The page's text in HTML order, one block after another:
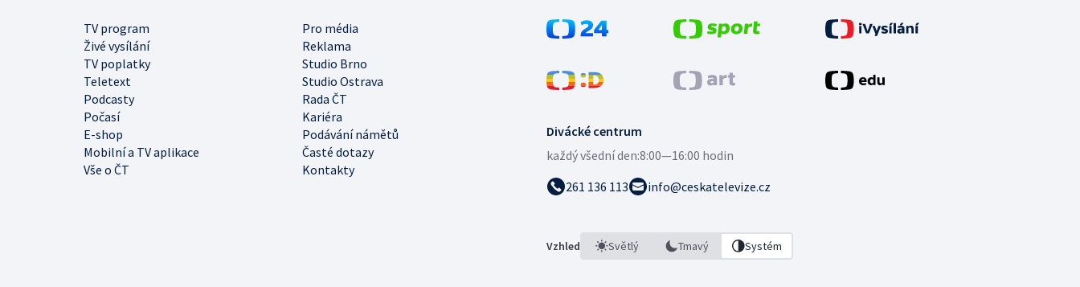
Divácké centrum
každý všední den:8:00—16:00 hodin
261 136 113
info@ceskatelevize.cz
Vzhled Světlý Tmavý Systém
TV program
Pro média
Živé vysílání
Reklama
TV poplatky
Studio Brno
Teletext
Studio Ostrava
Podcasty
Rada ČT
Počasí
Kariéra
E-shop
Podávání námětů
Mobilní a TV aplikace
Časté dotazy
Vše o ČT
Kontakty